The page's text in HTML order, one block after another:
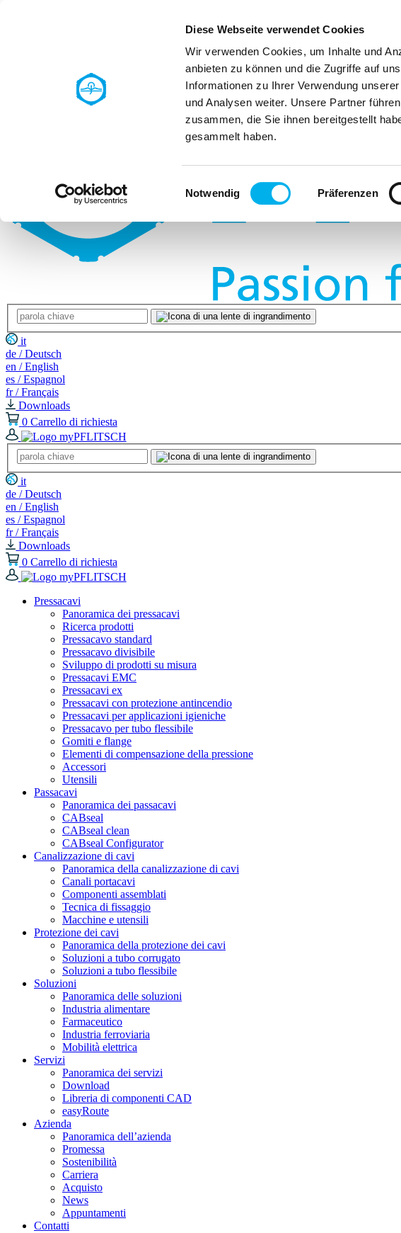
Diese Webseite verwendet Cookies
Wir verwenden Cookies, um Inhalte und
anbieten zu können und die Zugriffe auf
Informationen zu Ihrer Verwendung
und Analysen weiter. Unsere Partner
zusammen, die Sie ihnen bereitgestellt
gesammelt haben.
Einwilligungsauswahl
Notwendig Präferenzen
it
de / Deutsch
en / English
es / Espagnol
fr / Français
Downloads
0 Carrello di richiesta
it
de / Deutsch
en / English
es / Espagnol
fr / Français
Downloads
0 Carrello di richiesta
Pressacavi
Panoramica dei pressacavi
Ricerca prodotti
Pressacavo standard
Pressacavo divisibile
Sviluppo di prodotti su misura
Pressacavi EMC
Pressacavi ex
Pressacavi con protezione antincendio
Pressacavi per applicazioni igieniche
Pressacavo per tubo flessibile
Gomiti e flange
Elementi di compensazione della pressione
Accessori
Utensili
Passacavi
Panoramica dei passacavi
CABseal
CABseal clean
CABseal Configurator
Canalizzazione di cavi
Panoramica della canalizzazione di cavi
Canali portacavi
Componenti assemblati
Tecnica di fissaggio
Macchine e utensili
Protezione dei cavi
Panoramica della protezione dei cavi
Soluzioni a tubo corrugato
Soluzioni a tubo flessibile
Soluzioni
Panoramica delle soluzioni
Industria alimentare
Farmaceutico
Industria ferroviaria
Mobilità elettrica
Servizi
Panoramica dei servizi
Download
Libreria di componenti CAD
easyRoute
Azienda
Panoramica dell’azienda
Promessa
Sostenibilità
Carriera
Acquisto
News
Appuntamenti
Contatti